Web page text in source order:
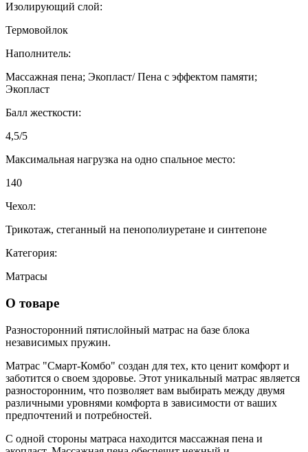
Изолирующий слой:
Термовойлок
Наполнитель:
Массажная пена; Экопласт/ Пена с эффектом памяти;
Экопласт
Балл жесткости:
4,5/5
Максимальная нагрузка на одно спальное место:
140
Чехол:
Трикотаж, стеганный на пенополиуретане и синтепоне
Категория:
Матрасы
О товаре
Разносторонний пятислойный матрас на базе блока
независимых пружин.
Матрас "Смарт-Комбо" создан для тех, кто ценит комфорт и
заботится о своем здоровье. Этот уникальный матрас является
разносторонним, что позволяет вам выбирать между двумя
различными уровнями комфорта в зависимости от ваших
предпочтений и потребностей.
С одной стороны матраса находится массажная пена и